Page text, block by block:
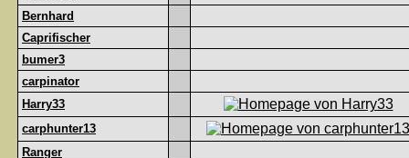
Bernhard
Caprifischer
bumer3
carpinator
Harry33
carphunter13
Ranger